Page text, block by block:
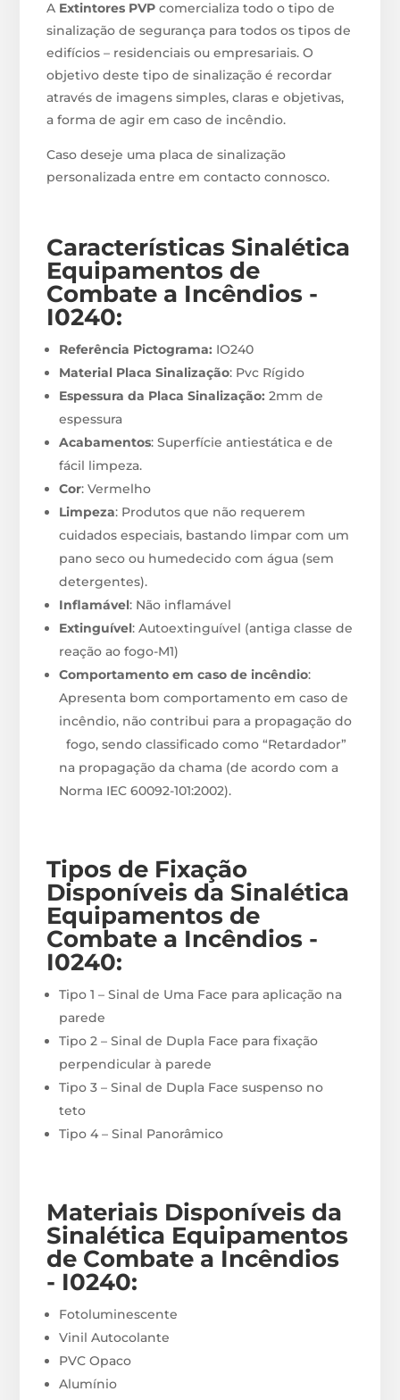
A Extintores PVP comercializa todo o tipo de
sinalização de segurança para todos os tipos de
edifícios – residenciais ou empresariais. O
objetivo deste tipo de sinalização é recordar
através de imagens simples, claras e objetivas,
a forma de agir em caso de incêndio.
Caso deseje uma placa de sinalização
personalizada entre em contacto connosco.
Características Sinalética
Equipamentos de
Combate a Incêndios -
I0240:
Referência Pictograma: IO240
Material Placa Sinalização: Pvc Rígido
Espessura da Placa Sinalização: 2mm de
espessura
Acabamentos: Superfície antiestática e de
fácil limpeza.
Cor: Vermelho
Limpeza: Produtos que não requerem
cuidados especiais, bastando limpar com um
pano seco ou humedecido com água (sem
detergentes).
Inflamável: Não inflamável
Extinguível: Autoextinguível (antiga classe de
reação ao fogo-M1)
Comportamento em caso de incêndio:
Apresenta bom comportamento em caso de
incêndio, não contribui para a propagação do
fogo, sendo classificado como “Retardador”
na propagação da chama (de acordo com a
Norma IEC 60092-101:2002).
Tipos de Fixação
Disponíveis da Sinalética
Equipamentos de
Combate a Incêndios -
I0240:
Tipo 1 – Sinal de Uma Face para aplicação na
parede
Tipo 2 – Sinal de Dupla Face para fixação
perpendicular à parede
Tipo 3 – Sinal de Dupla Face suspenso no
teto
Tipo 4 – Sinal Panorâmico
Materiais Disponíveis da
Sinalética Equipamentos
de Combate a Incêndios
- I0240:
Fotoluminescente
Vinil Autocolante
PVC Opaco
Alumínio